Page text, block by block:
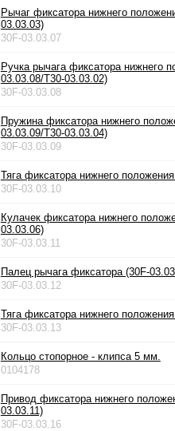
Рычаг фиксатора нижнего
03.03.03)
30F-03.03.07
Ручка рычага фиксатора нижнего
03.03.08/T30-03.03.02)
30F-03.03.08
Пружина фиксатора нижнего
03.03.09/T30-03.03.04)
30F-03.03.09
Тяга фиксатора нижнего
30F-03.03.10
Кулачек фиксатора нижнего
03.03.06)
30F-03.03.11
Палец рычага фиксатора (30F-
30F-03.03.12
Тяга фиксатора нижнего
30F-03.03.13
Кольцо стопорное - клипса 5 мм.
0104178
Привод фиксатора нижнего
03.03.11)
30F-03.03.16